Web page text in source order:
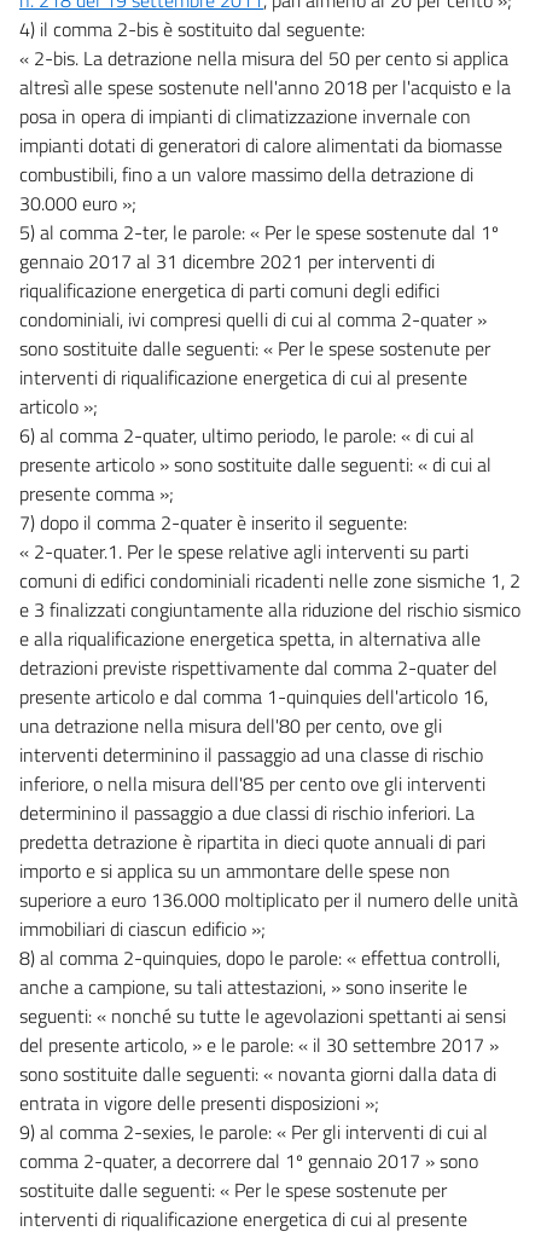
4) il comma 2-bis è sostituito dal seguente:
« 2-bis. La detrazione nella misura del 50 per cento si applica
altresì alle spese sostenute nell'anno 2018 per l'acquisto e la
posa in opera di impianti di climatizzazione invernale con
impianti dotati di generatori di calore alimentati da biomasse
combustibili, fino a un valore massimo della detrazione di
30.000 euro »;
5) al comma 2-ter, le parole: « Per le spese sostenute dal 1º
gennaio 2017 al 31 dicembre 2021 per interventi di
riqualificazione energetica di parti comuni degli edifici
condominiali, ivi compresi quelli di cui al comma 2-quater »
sono sostituite dalle seguenti: « Per le spese sostenute per
interventi di riqualificazione energetica di cui al presente
articolo »;
6) al comma 2-quater, ultimo periodo, le parole: « di cui al
presente articolo » sono sostituite dalle seguenti: « di cui al
presente comma »;
7) dopo il comma 2-quater è inserito il seguente:
« 2-quater.1. Per le spese relative agli interventi su parti
comuni di edifici condominiali ricadenti nelle zone sismiche 1, 2
e 3 finalizzati congiuntamente alla riduzione del rischio sismico
e alla riqualificazione energetica spetta, in alternativa alle
detrazioni previste rispettivamente dal comma 2-quater del
presente articolo e dal comma 1-quinquies dell'articolo 16,
una detrazione nella misura dell'80 per cento, ove gli
interventi determinino il passaggio ad una classe di rischio
inferiore, o nella misura dell'85 per cento ove gli interventi
determinino il passaggio a due classi di rischio inferiori. La
predetta detrazione è ripartita in dieci quote annuali di pari
importo e si applica su un ammontare delle spese non
superiore a euro 136.000 moltiplicato per il numero delle unità
immobiliari di ciascun edificio »;
8) al comma 2-quinquies, dopo le parole: « effettua controlli,
anche a campione, su tali attestazioni, » sono inserite le
seguenti: « nonché su tutte le agevolazioni spettanti ai sensi
del presente articolo, » e le parole: « il 30 settembre 2017 »
sono sostituite dalle seguenti: « novanta giorni dalla data di
entrata in vigore delle presenti disposizioni »;
9) al comma 2-sexies, le parole: « Per gli interventi di cui al
comma 2-quater, a decorrere dal 1º gennaio 2017 » sono
sostituite dalle seguenti: « Per le spese sostenute per
interventi di riqualificazione energetica di cui al presente